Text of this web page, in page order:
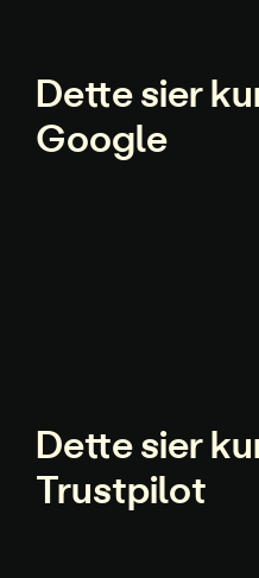
Dette sier
Google
Dette sier
Trustpilot